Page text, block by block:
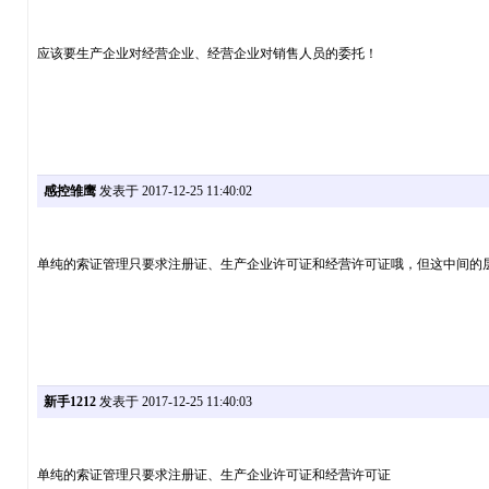
应该要生产企业对经营企业、经营企业对销售人员的委托！
感控雏鹰发表于 2017-12-25 11:40:02
单纯的索证管理只要求注册证、生产企业许可证和经营许可证哦，但这中间的
新手1212发表于 2017-12-25 11:40:03
单纯的索证管理只要求注册证、生产企业许可证和经营许可证